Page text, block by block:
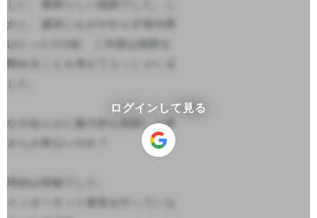
しい、素晴らしい旅館でした。し
かし、週末にもかかわらず宿泊客
はたったの1組、ご夫婦は旅館を
閉めることも考えてらっしゃいま
した。
なぜあんなに魅力的な旅館にお客
さんが来ないのか？
理由は明確でした。
インターネット集客を行っていな
ログインして見る